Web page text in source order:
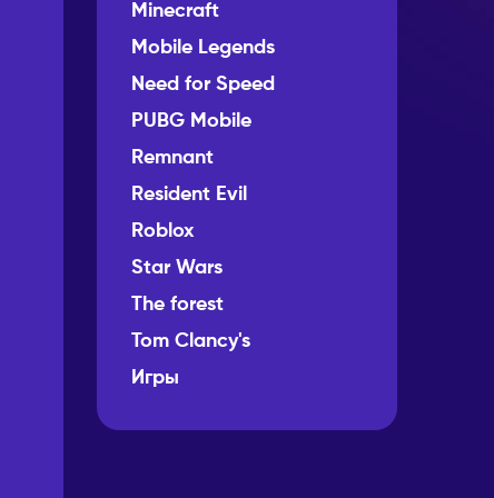
Minecraft
Mobile Legends
Need for Speed
PUBG Mobile
Remnant
Resident Evil
Roblox
Star Wars
The forest
Tom Clancy's
Игры